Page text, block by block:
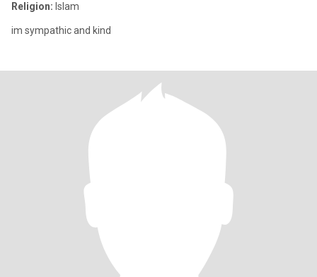
Religion: Islam
im sympathic and kind